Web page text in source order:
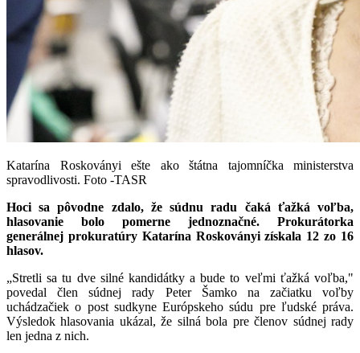
Katarína Roskoványi ešte ako štátna tajomníčka ministerstva
spravodlivosti. Foto -TASR
Hoci sa pôvodne zdalo, že súdnu radu čaká ťažká voľba,
hlasovanie bolo pomerne jednoznačné. Prokurátorka
generálnej prokuratúry Katarína Roskoványi získala 12 zo 16
hlasov.
„Stretli sa tu dve silné kandidátky a bude to veľmi ťažká voľba,"
povedal člen súdnej rady Peter Šamko na začiatku voľby
uchádzačiek o post sudkyne Európskeho súdu pre ľudské práva.
Výsledok hlasovania ukázal, že silná bola pre členov súdnej rady
len jedna z nich.